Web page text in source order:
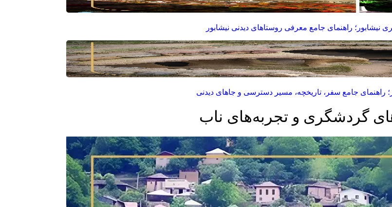
نیشابور؛ راهنمای جامع معرفی روستاهای دیدنی نیشابور
راهنمای جامع سفر، تاریخچه، مسیر دسترسی و جاهای دیدنی
گردشگری و تجربه‌های ناب